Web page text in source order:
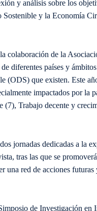
y análisis sobre los
y la Economía
colaboración de la
diferentes países y
(ODS) que existen. Este
impactados por la
(7), Trabajo decente y
jornadas dedicadas a la
tras las que se
una red de acciones futuras
de Investigación en